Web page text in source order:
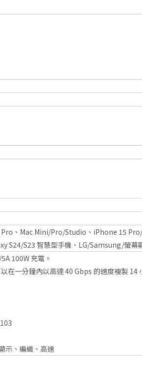
、Mac Mini/Pro/Studio、iPhone 15 Pro/
S24/S23 智慧型手機、LG/Samsung/螢幕
100W 充電。
在一分鐘內以高達 40 Gbps 的速度複製 14
示、編織、高速